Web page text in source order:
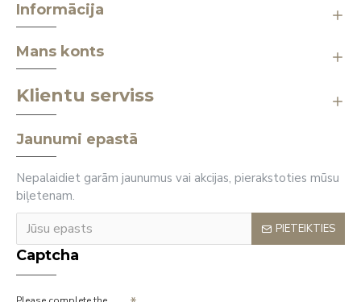
Informācija
Mans konts
Klientu serviss
Jaunumi epastā
Nepalaidiet garām jaunumus vai akcijas, pierakstoties mūsu
biļetenam.
PIETEIKTIES
Captcha